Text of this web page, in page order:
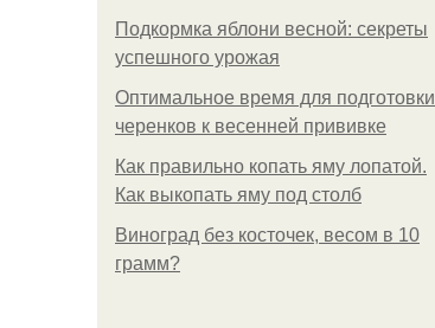
Подкормка яблони весной: секреты
успешного урожая
Оптимальное время для подготовки
черенков к весенней прививке
Как правильно копать яму лопатой.
Как выкопать яму под столб
Виноград без косточек, весом в 10
грамм?